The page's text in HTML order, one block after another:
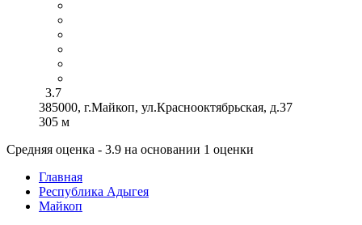
3.7
385000, г.Майкоп, ул.Краснооктябрьская, д.37
305 м
Средняя оценка - 3.9 на основании 1 оценки
Главная
Республика Адыгея
Майкоп